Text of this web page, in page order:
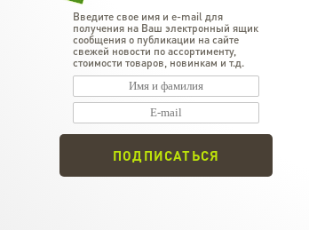
Введите свое имя и e-mail для
получения на Ваш электронный ящик
сообщения о публикации на сайте
свежей новости по ассортименту,
стоимости товаров, новинкам и т.д.
ПОДПИСАТЬСЯ